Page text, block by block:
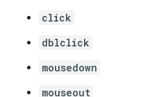
click
dblclick
mousedown
mouseout